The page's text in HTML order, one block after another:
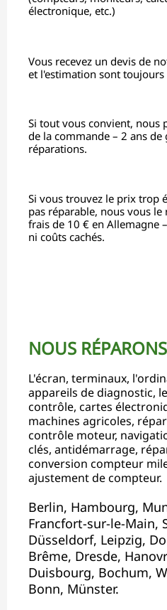
électronique, etc.)
Vous recevez un devis de
et l'estimation sont
Si tout vous convient, nous
de la commande – 2 ans
réparations.
Si vous trouvez le prix trop
pas réparable, nous vous
frais de 10 € en Allemagne
ni coûts cachés.
NOUS RÉPARONS
L'écran, terminaux,
appareils de diagnostic,
contrôle, cartes
machines agricoles,
contrôle moteur,
clés, antidémarrage,
conversion compteur
ajustement de compteur.
Berlin, Hambourg,
Francfort-sur-le-Main,
Düsseldorf, Leipzig,
Brême, Dresde,
Duisbourg, Bochum,
Bonn, Münster.